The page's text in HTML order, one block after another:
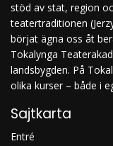
stöd av stat, region
teatertraditionen
börjat ägna oss åt
Tokalynga
landsbygden. På
olika kurser – både i
Sajtkarta
Entré